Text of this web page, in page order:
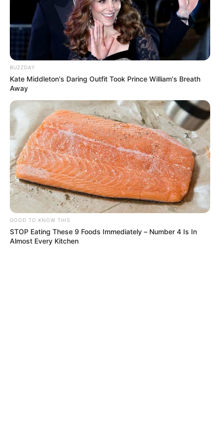
BUZZDAY
Kate Middleton's Daring Outfit Took Prince William's Breath
Away
GOOD TO KNOW THIS
STOP Eating These 9 Foods Immediately – Number 4 Is In
Almost Every Kitchen